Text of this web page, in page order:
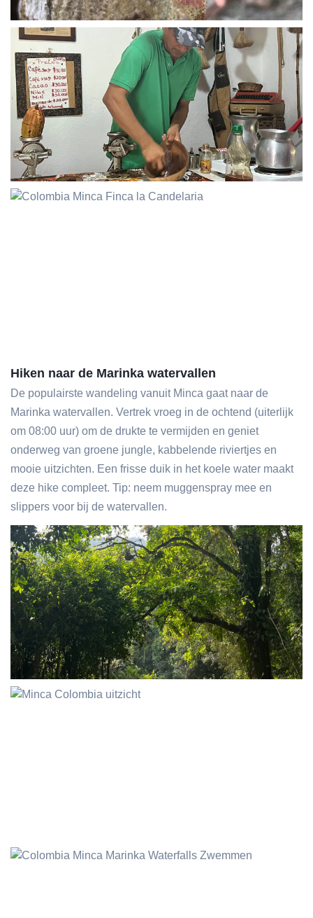
Hiken naar de Marinka watervallen
De populairste wandeling vanuit Minca gaat naar de
Marinka watervallen. Vertrek vroeg in de ochtend (uiterlijk
om 08:00 uur) om de drukte te vermijden en geniet
onderweg van groene jungle, kabbelende riviertjes en
mooie uitzichten. Een frisse duik in het koele water maakt
deze hike compleet. Tip: neem muggenspray mee en
slippers voor bij de watervallen.